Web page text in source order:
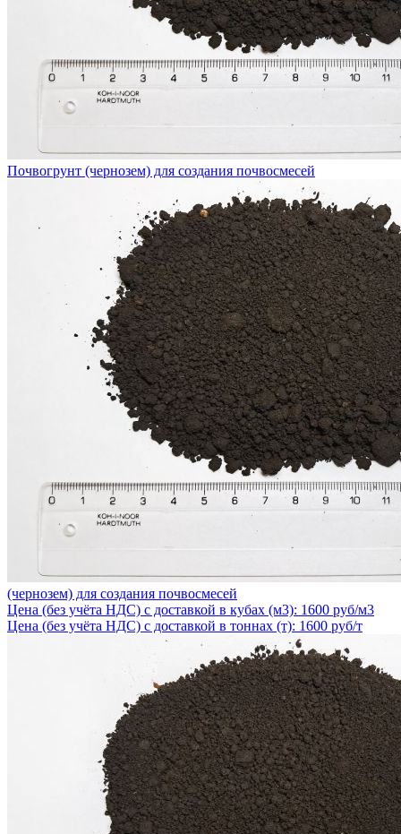
Почвогрунт (чернозем) для создания почвосмесей
(чернозем) для создания почвосмесей
Цена (без учёта НДС) с доставкой в кубах (м3): 1600 руб/м3
Цена (без учёта НДС) с доставкой в тоннах (т): 1600 руб/т